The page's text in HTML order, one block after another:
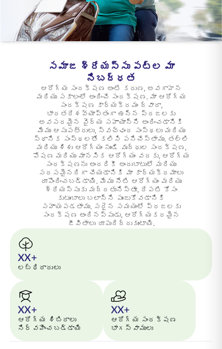
ENGLISH
ఆన్‌లైన్‌లో కొనండి ప్రీమియం చెల్లించండి
సమాజ శ్రేయస్సు పట్ల మా
నిబద్ధత
ఆరోగ్య సంరక్షణ అంటే కరుణ, అవగాహన
మరియు సకాలంలో అందించే సంరక్షణ. మా ఆరోగ్య
సంరక్షణ కార్యక్రమం ద్వారా,
భారతదేశవ్యాప్తంగా ఉన్న ప్రజలకు
అవసరమైన వైద్య సహాయాన్ని అందించడానికి
మేము ఆసుపత్రులు, స్వచ్ఛంద సంస్థలు మరియు
స్థానిక సంస్థలతో కలిసి పనిచేస్తాము. తల్లి
మరియు శిశు ఆరోగ్యం నుండి వృద్ధుల సంరక్షణ,
పోషణ మరియు మానసిక ఆరోగ్యం వరకు, ఆరోగ్య
సంరక్షణను అందరికీ అందుబాటులో మరియు
సరసమైనదిగా చేయడానికి మా కార్యక్రమాలు
రూపొందించబడ్డాయి. మేము నేటి ఆరోగ్యం మరియు
శ్రేయస్సుకు మద్దతునిస్తూ, రేపటి కోసం
కుటుంబాలు బలాన్ని పుంజుకోవడానికి
సహాయపడతాము. సరైన సమయంలో ప్రజలకు
సంరక్షణ అందినప్పుడు, ఆరోగ్యకరమైన
జీవితాలు రూపుదిద్దుకుంటాయి.
XX+
లబ్ధిదారులు
XX+
ఆరోగ్య శిబిరాలు
నిర్వహించబడ్డాయి
XX+
ఆరోగ్య సంరక్షణ
భాగస్వాములు